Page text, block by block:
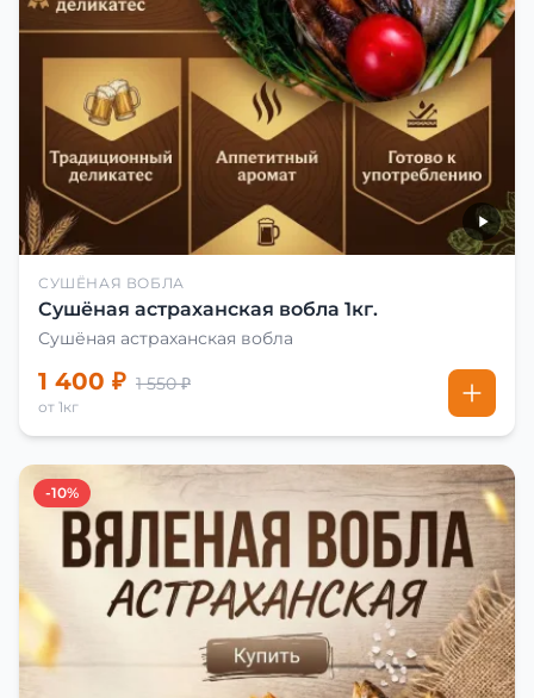
СУШЁНАЯ ВОБЛА
Сушёная астраханская вобла 1кг.
Сушёная астраханская вобла
1 400 ₽ 1 550 ₽
от 1кг
-10%